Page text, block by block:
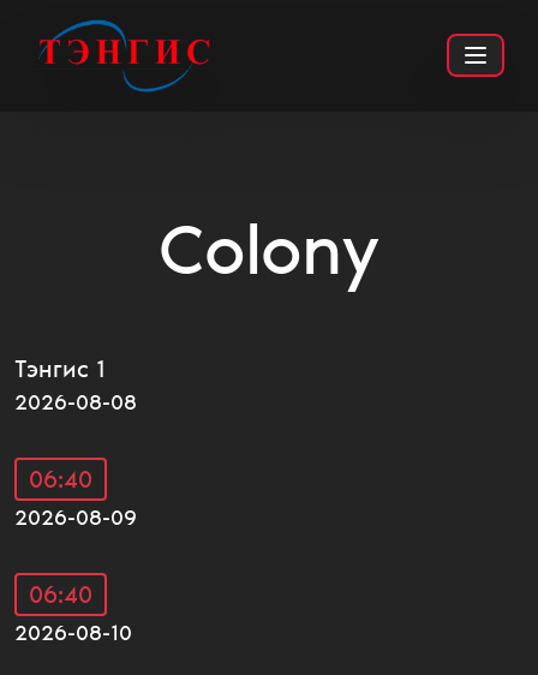
Colony
ШИНЖЛЭХ УХААН АЙМШИГ
Тэнгис 1
2026-08-08
06:40
2026-08-09
06:40
2026-08-10